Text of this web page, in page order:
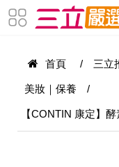
首頁 / 三立
美妝｜保養 /
【CONTIN 康定】